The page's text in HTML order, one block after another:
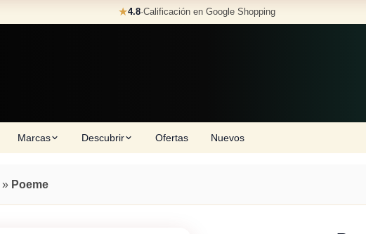
★4.8·Calificación en Google Shopping
Marcas Descubrir Ofertas Nuevos
» Poeme